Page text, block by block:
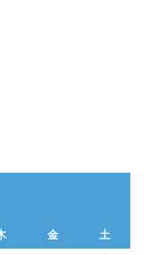
金 土